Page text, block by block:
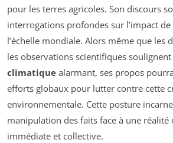
pour les terres agricoles. Son discours
interrogations profondes sur l’impact de
l’échelle mondiale. Alors même que les
les observations scientifiques soulignent
climatique alarmant, ses propos
efforts globaux pour lutter contre cette
environnementale. Cette posture
manipulation des faits face à une réalité
immédiate et collective.